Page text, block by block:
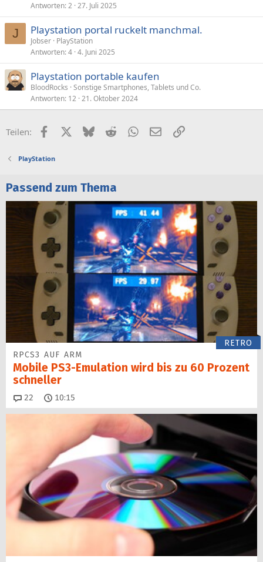
Antworten 2 27. Juli 2025
J Playstation portal ruckelt manchmal.
Jobser PlayStation
Antworten 4 4. Juni 2025
Playstation portable kaufen
BloodRocks Sonstige Smartphones, Tablets und Co.
Antworten 12 21. Oktober 2024
Teilen: FacebookX (Twitter)
BlueskyRedditWhatsApp
E-MailLink
PlayStation
Passend zum Thema
RETRO
RPCS3 AUF ARM
Mobile PS3-Emulation wird bis zu 60 Prozent
schneller
22 Kommentare
10:15